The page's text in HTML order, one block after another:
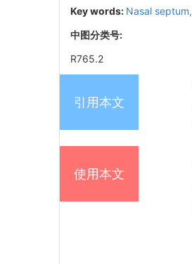
Key words: Nasal septum,
中图分类号:
R765.2
引用本文
使用本文